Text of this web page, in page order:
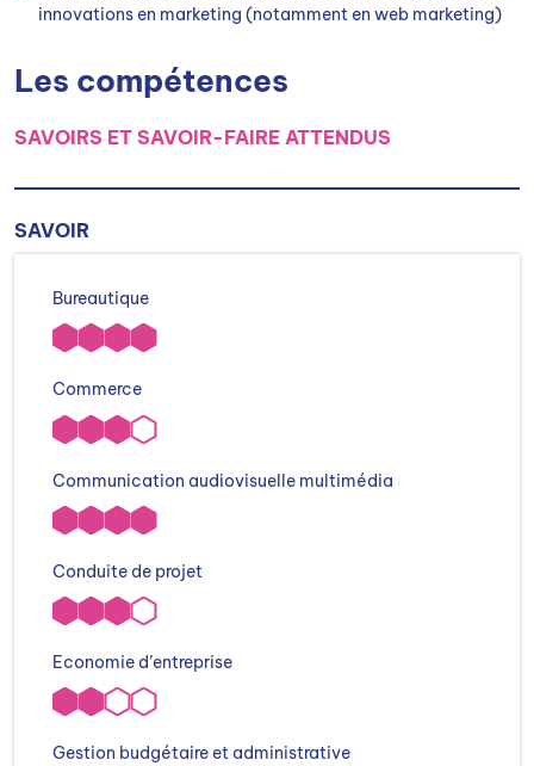
innovations en marketing (notamment en web marketing)
Les compétences
SAVOIRS ET SAVOIR-FAIRE ATTENDUS
SAVOIR
Bureautique
Commerce
Communication audiovisuelle multimédia
Conduite de projet
Economie d’entreprise
Gestion budgétaire et administrative